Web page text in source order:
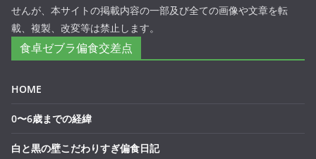
せんが、本サイトの掲載内容の一部及び全ての画像や文章を転
載、複製、改変等は禁止します。
食卓ゼブラ偏食交差点
HOME
0〜6歳までの経緯
白と黒の壁こだわりすぎ偏食日記